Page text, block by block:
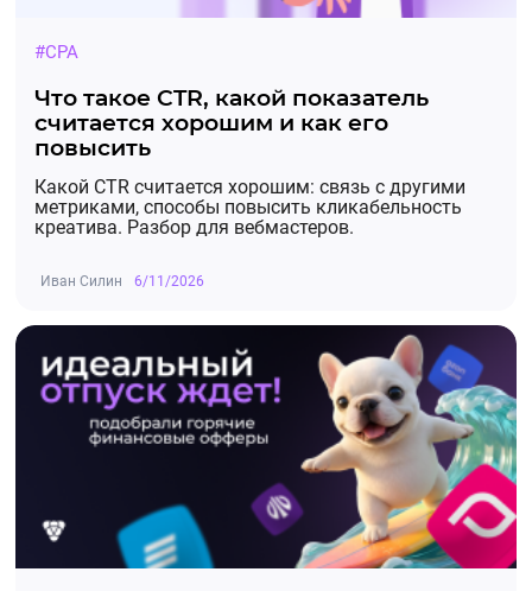
#CPA
Что такое CTR, какой показатель
считается хорошим и как его
повысить
Какой CTR считается хорошим: связь с другими
метриками, способы повысить кликабельность
креатива. Разбор для вебмастеров.
Иван Силин 6/11/2026